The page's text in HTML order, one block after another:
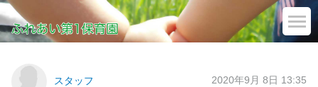
スタッフ 2020年9月 8日 13:35